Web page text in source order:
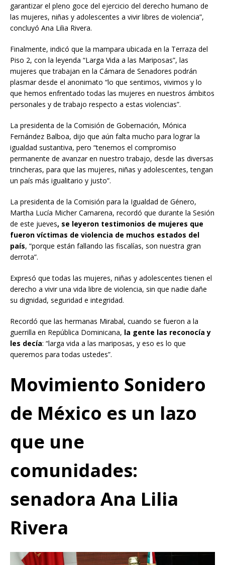
garantizar el pleno goce del ejercicio del derecho humano de
las mujeres, niñas y adolescentes a vivir libres de violencia”,
concluyó Ana Lilia Rivera.
Finalmente, indicó que la mampara ubicada en la Terraza del
Piso 2, con la leyenda “Larga Vida a las Mariposas”, las
mujeres que trabajan en la Cámara de Senadores podrán
plasmar desde el anonimato “lo que sentimos, vivimos y lo
que hemos enfrentado todas las mujeres en nuestros ámbitos
personales y de trabajo respecto a estas violencias”.
La presidenta de la Comisión de Gobernación, Mónica
Fernández Balboa, dijo que aún falta mucho para lograr la
igualdad sustantiva, pero “tenemos el compromiso
permanente de avanzar en nuestro trabajo, desde las diversas
trincheras, para que las mujeres, niñas y adolescentes, tengan
un país más igualitario y justo”.
La presidenta de la Comisión para la Igualdad de Género,
Martha Lucía Micher Camarena, recordó que durante la Sesión
de este jueves, se leyeron testimonios de mujeres que
fueron víctimas de violencia de muchos estados del
país, “porque están fallando las fiscalías, son nuestra gran
derrota”.
Expresó que todas las mujeres, niñas y adolescentes tienen el
derecho a vivir una vida libre de violencia, sin que nadie dañe
su dignidad, seguridad e integridad.
Recordó que las hermanas Mirabal, cuando se fueron a la
guerrilla en República Dominicana, la gente las reconocía y
les decía: “larga vida a las mariposas, y eso es lo que
queremos para todas ustedes”.
Movimiento Sonidero
de México es un lazo
que une
comunidades:
senadora Ana Lilia
Rivera